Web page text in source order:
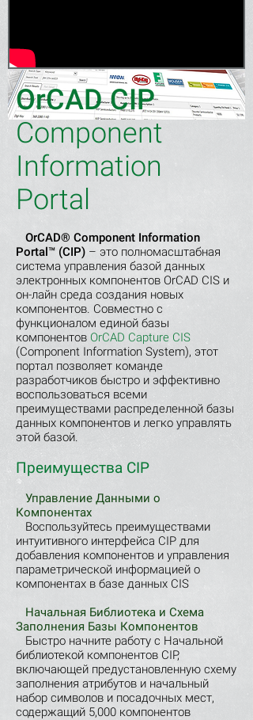
OrCAD CIP
Component
Information
Portal
OrCAD® Component Information
Portal™ (CIP) – это полномасштабная
система управления базой данных
электронных компонентов OrCAD CIS и
он-лайн среда создания новых
компонентов. Совместно с
функционалом единой базы
компонентов OrCAD Capture CIS
(Component Information System), этот
портал позволяет команде
разработчиков быстро и эффективно
воспользоваться всеми
преимуществами распределенной базы
данных компонентов и легко управлять
этой базой.
Преимущества CIP
Управление Данными о
Компонентах
Воспользуйтесь преимуществами
интуитивного интерфейса CIP для
добавления компонентов и управления
параметрической информацией о
компонентах в базе данных CIS
Начальная Библиотека и Схема
Заполнения Базы Компонентов
Быстро начните работу с Начальной
библиотекой компонентов CIP,
включающей предустановленную схему
заполнения атрибутов и начальный
набор символов и посадочных мест,
содержащий 5,000 компонентов